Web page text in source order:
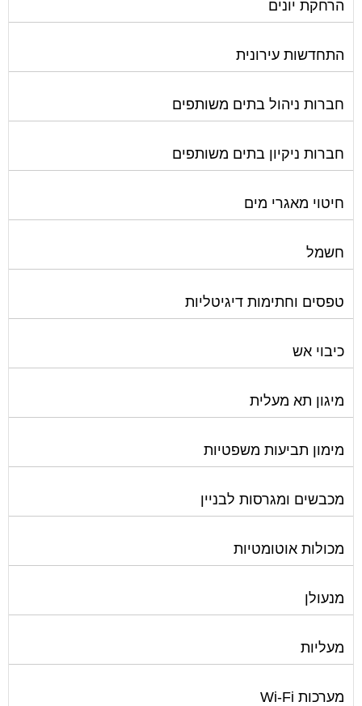
הרחקת יונים
התחדשות עירונית
חברות ניהול בתים משותפים
חברות ניקיון בתים משותפים
חיטוי מאגרי מים
חשמל
טפסים וחתימות דיגיטליות
כיבוי אש
מיגון תא מעלית
מימון תביעות משפטיות
מכבשים ומגרסות לבניין
מכולות אוטומטיות
מנעולן
מעליות
מערכות Wi-Fi